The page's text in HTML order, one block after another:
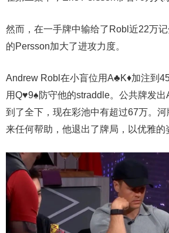
然而，在一手牌中输给了Robl近22万
的Persson加大了进攻力度。
Andrew Robl在小盲位用A♣K♦加注到
用Q♥9♠防守他的straddle。公共牌发
到了全下，现在彩池中有超过67万。
来任何帮助，他退出了牌局，以优雅的